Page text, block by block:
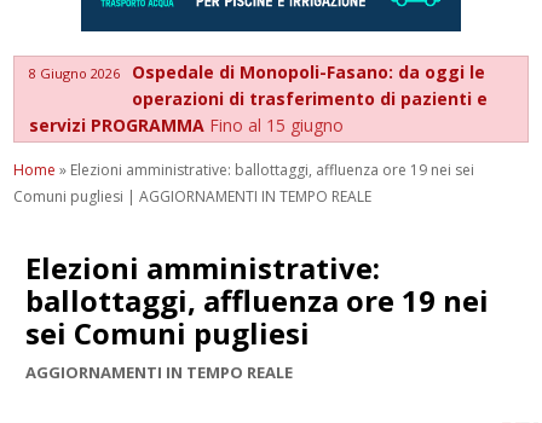
8 Giugno 2026
Ospedale di Monopoli-Fasano: da oggi le
operazioni di trasferimento di pazienti e
servizi PROGRAMMA Fino al 15 giugno
Home » Elezioni amministrative: ballottaggi, affluenza ore 19 nei sei
Comuni pugliesi | AGGIORNAMENTI IN TEMPO REALE
Elezioni amministrative:
ballottaggi, affluenza ore 19 nei
sei Comuni pugliesi
AGGIORNAMENTI IN TEMPO REALE